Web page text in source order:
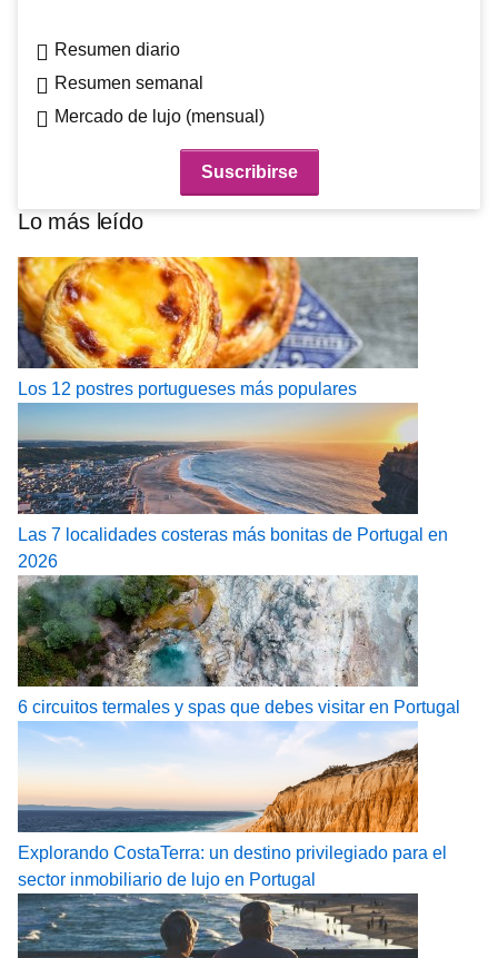
Resumen diario
Resumen semanal
Mercado de lujo (mensual)
Lo más leído
Los 12 postres portugueses más populares
Las 7 localidades costeras más bonitas de Portugal en
2026
6 circuitos termales y spas que debes visitar en Portugal
Explorando CostaTerra: un destino privilegiado para el
sector inmobiliario de lujo en Portugal